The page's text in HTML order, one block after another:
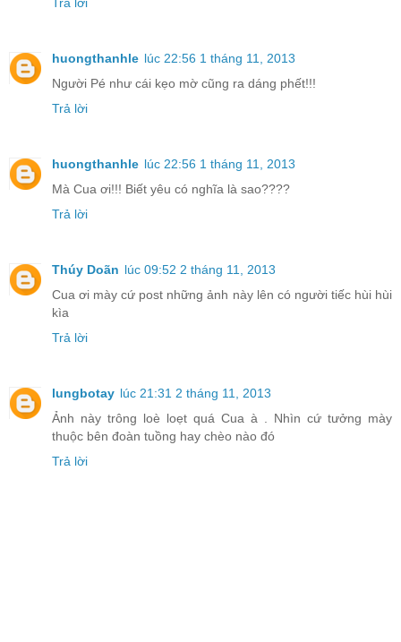
huongthanhle lúc 22:56 1 tháng 11, 2013
Người Pé như cái kẹo mờ cũng ra dáng phết!!!
Trả lời
huongthanhle lúc 22:56 1 tháng 11, 2013
Mà Cua ơi!!! Biết yêu có nghĩa là sao????
Trả lời
Thúy Doãn lúc 09:52 2 tháng 11, 2013
Cua ơi mày cứ post những ảnh này lên có người tiếc hùi hùi
kìa
Trả lời
lungbotay lúc 21:31 2 tháng 11, 2013
Ảnh này trông loè loẹt quá Cua à . Nhìn cứ tưởng mày
thuộc bên đoàn tuồng hay chèo nào đó
Trả lời